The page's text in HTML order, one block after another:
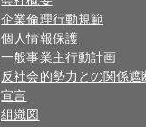
企業倫理行動規範
個人情報保護
一般事業主行動計画
反社会的勢力との関係遮
宣言
組織図